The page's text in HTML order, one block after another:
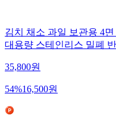
김치 채소 과일 보관용 4
대용량 스테인리스 밀폐
35,800원
54%16,500원